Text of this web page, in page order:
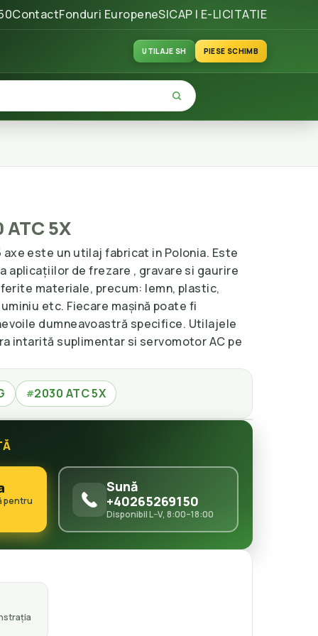
ContactFonduri EuropeneSICAP | E-LICITATIE
UTILAJE SH PIESE SCHIMB
5X
axe este un utilaj fabricat in Polonia. Este
aplicațiilor de frezare , gravare si gaurire
materiale, precum: lemn, plastic,
etc. Fiecare mașină poate fi
dumneavoastră specifice. Utilajele
intarită suplimentar si servomotor AC pe
#2030 ATC 5X
pentru
Sună
+40265269150
Disponibil L–V, 8:00–18:00